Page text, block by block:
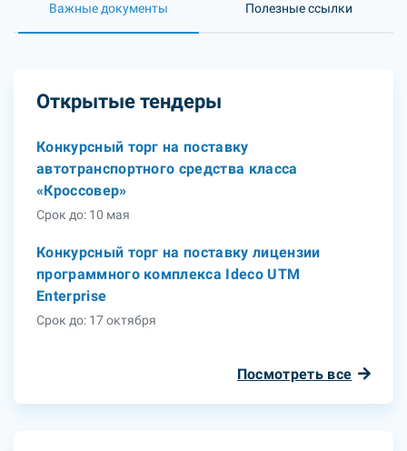
Важные документы Полезные ссылки
Открытые тендеры
Конкурсный торг на поставку
автотранспортного средства класса
«Кроссовер»
Срок до: 10 мая
Конкурсный торг на поставку лицензии
программного комплекса Ideco UTM
Enterprise
Срок до: 17 октября
Посмотреть все